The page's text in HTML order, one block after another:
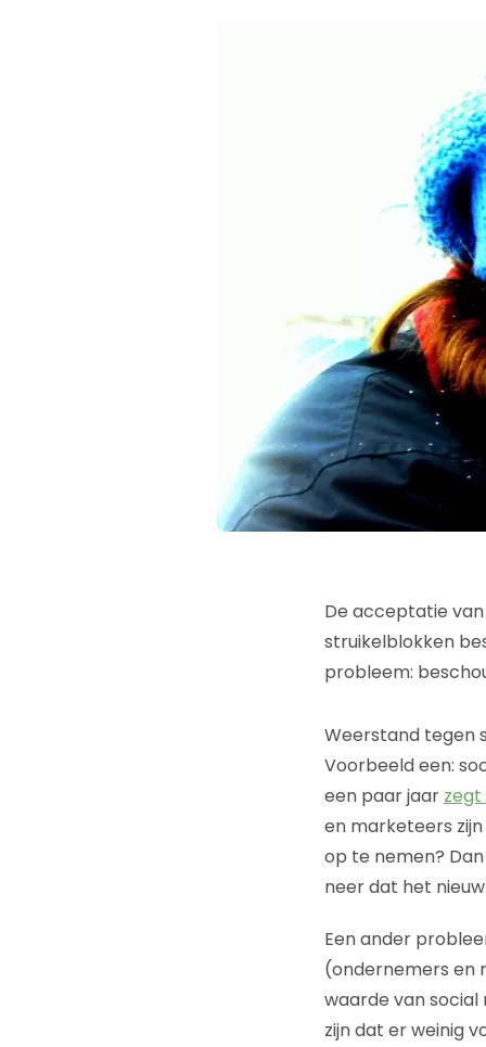
De acceptatie
struikelblokken
probleem:
Weerstand tegen
Voorbeeld een:
een paar jaar
en marketeers
op te nemen?
neer dat het
Een ander
(ondernemers en
waarde van social
zijn dat er weinig